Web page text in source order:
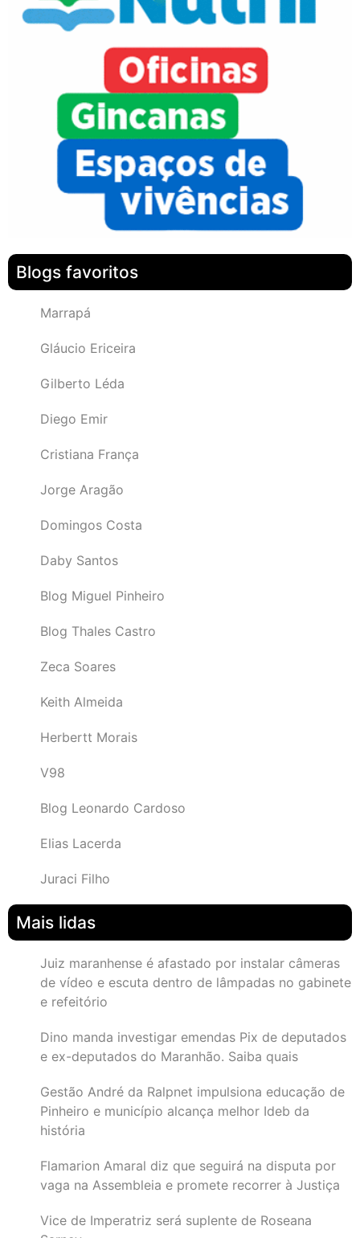
Blogs favoritos
Marrapá
Gláucio Ericeira
Gilberto Léda
Diego Emir
Cristiana França
Jorge Aragão
Domingos Costa
Daby Santos
Blog Miguel Pinheiro
Blog Thales Castro
Zeca Soares
Keith Almeida
Herbertt Morais
V98
Blog Leonardo Cardoso
Elias Lacerda
Juraci Filho
Mais lidas
Juiz maranhense é afastado por instalar câmeras
de vídeo e escuta dentro de lâmpadas no gabinete
e refeitório
Dino manda investigar emendas Pix de deputados
e ex-deputados do Maranhão. Saiba quais
Gestão André da Ralpnet impulsiona educação de
Pinheiro e município alcança melhor Ideb da
história
Flamarion Amaral diz que seguirá na disputa por
vaga na Assembleia e promete recorrer à Justiça
Vice de Imperatriz será suplente de Roseana